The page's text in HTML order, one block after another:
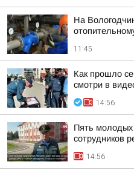
На
11:45
Как прошло
смотри в
14:56
Пять
сотрудников
14:56